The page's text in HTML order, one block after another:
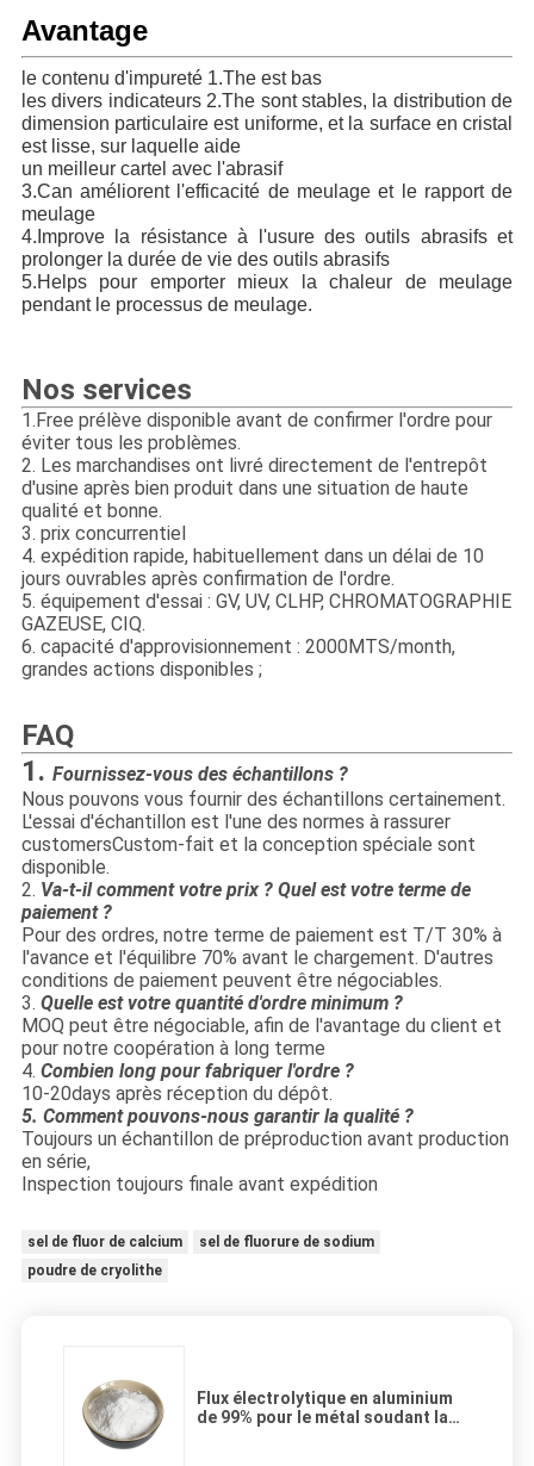
Avantage
le contenu d'impureté 1.The est bas
les divers indicateurs 2.The sont stables, la distribution de
dimension particulaire est uniforme, et la surface en cristal
est lisse, sur laquelle aide
un meilleur cartel avec l'abrasif
3.Can améliorent l'efficacité de meulage et le rapport de
meulage
4.Improve la résistance à l'usure des outils abrasifs et
prolonger la durée de vie des outils abrasifs
5.Helps pour emporter mieux la chaleur de meulage
pendant le processus de meulage.
Nos services
1.Free prélève disponible avant de confirmer l'ordre pour
éviter tous les problèmes.
2. Les marchandises ont livré directement de l'entrepôt
d'usine après bien produit dans une situation de haute
qualité et bonne.
3. prix concurrentiel
4. expédition rapide, habituellement dans un délai de 10
jours ouvrables après confirmation de l'ordre.
5. équipement d'essai : GV, UV, CLHP, CHROMATOGRAPHIE
GAZEUSE, CIQ.
6. capacité d'approvisionnement : 2000MTS/month,
grandes actions disponibles ;
FAQ
1. Fournissez-vous des échantillons ?
Nous pouvons vous fournir des échantillons certainement.
L'essai d'échantillon est l'une des normes à rassurer
customersCustom-fait et la conception spéciale sont
disponible.
2. Va-t-il comment votre prix ? Quel est votre terme de
paiement ?
Pour des ordres, notre terme de paiement est T/T 30% à
l'avance et l'équilibre 70% avant le chargement. D'autres
conditions de paiement peuvent être négociables.
3. Quelle est votre quantité d'ordre minimum ?
MOQ peut être négociable, afin de l'avantage du client et
pour notre coopération à long terme
4. Combien long pour fabriquer l'ordre ?
10-20days après réception du dépôt.
5. Comment pouvons-nous garantir la qualité ?
Toujours un échantillon de préproduction avant production
en série,
Inspection toujours finale avant expédition
sel de fluor de calcium
sel de fluorure de sodium
poudre de cryolithe
Flux électrolytique en aluminium
de 99% pour le métal soudant la